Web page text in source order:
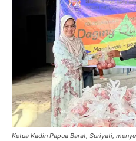
Ketua Kadin Papua Barat, Suriyati,